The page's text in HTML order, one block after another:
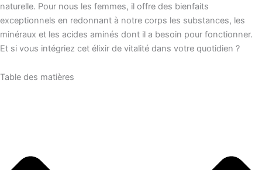
naturelle. Pour nous les femmes, il offre des bienfaits
exceptionnels en redonnant à notre corps les substances, les
minéraux et les acides aminés dont il a besoin pour fonctionner.
Et si vous intégriez cet élixir de vitalité dans votre quotidien ?
Table des matières